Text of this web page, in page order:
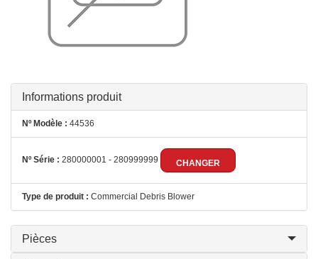
Informations produit
Nº Modèle : 44536
Nº Série : 280000001 - 280999999 CHANGER
Type de produit : Commercial Debris Blower
Pièces